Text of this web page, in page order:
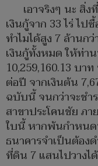
เอาจริงๆ นะ สิ่
เงินกู้จาก 33 ไร่ ไป
ทำไมได้สูง 7 ล้านก
เงินกู้ทั้งหมด ให้ท่า
10,259,160.13 บา
ต่อปี จากเงินต้น
ฉบับนี้ จนกว่าจะชำร
สาขาประโคนชัย ภ
ใบนี้ หากพ้นกำหนด
ธนาคารจำเป็นต้อง
ที่ดิน 7 แสนไปวางไ